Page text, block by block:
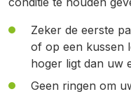
Zeker de eerste
of op een kussen
hoger ligt dan uw
Geen ringen om